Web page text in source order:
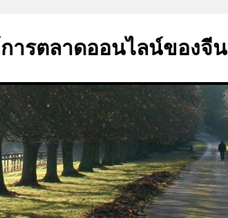
ารตลาดออนไลน์ของจีน